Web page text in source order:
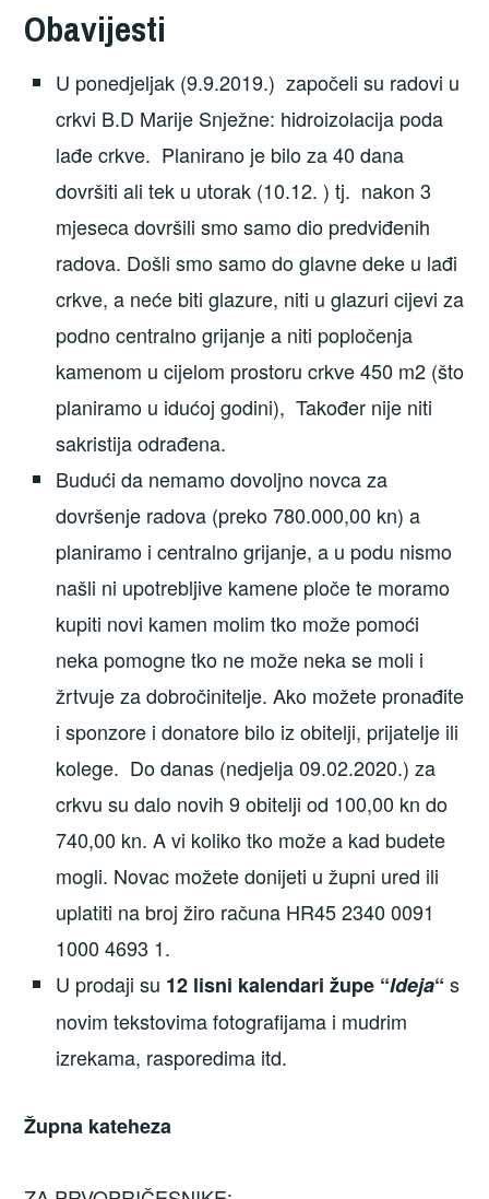
Obavijesti
U ponedjeljak (9.9.2019.) započeli su radovi u
crkvi B.D Marije Snježne: hidroizolacija poda
lađe crkve. Planirano je bilo za 40 dana
dovršiti ali tek u utorak (10.12. ) tj. nakon 3
mjeseca dovršili smo samo dio predviđenih
radova. Došli smo samo do glavne deke u lađi
crkve, a neće biti glazure, niti u glazuri cijevi za
podno centralno grijanje a niti popločenja
kamenom u cijelom prostoru crkve 450 m2 (što
planiramo u idućoj godini), Također nije niti
sakristija odrađena.
Budući da nemamo dovoljno novca za
dovršenje radova (preko 780.000,00 kn) a
planiramo i centralno grijanje, a u podu nismo
našli ni upotrebljive kamene ploče te moramo
kupiti novi kamen molim tko može pomoći
neka pomogne tko ne može neka se moli i
žrtvuje za dobročinitelje. Ako možete pronađite
i sponzore i donatore bilo iz obitelji, prijatelje ili
kolege. Do danas (nedjelja 09.02.2020.) za
crkvu su dalo novih 9 obitelji od 100,00 kn do
740,00 kn. A vi koliko tko može a kad budete
mogli. Novac možete donijeti u župni ured ili
uplatiti na broj žiro računa HR45 2340 0091
1000 4693 1.
U prodaji su 12 lisni kalendari župe “Ideja“ s
novim tekstovima fotografijama i mudrim
izrekama, rasporedima itd.
Župna kateheza